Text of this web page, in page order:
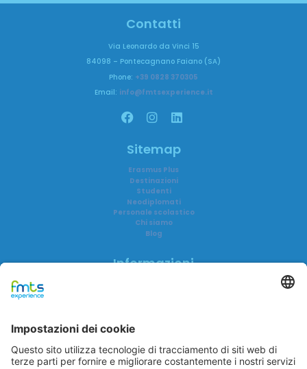
Contatti
Via Leonardo da Vinci 15
84098 – Pontecagnano Faiano (SA)
Phone: +39 0828 370305
Email: info@fmtsexperience.it
Sitemap
Erasmus Plus
Destinazioni
Studenti
Neodiplomati
Personale scolastico
Chi siamo
Blog
Informazioni